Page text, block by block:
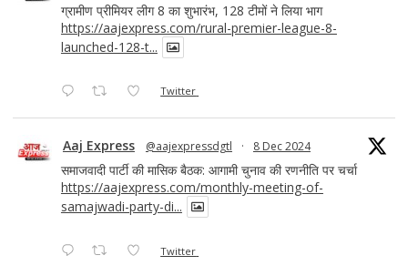
ग्रामीण प्रीमियर लीग 8 का शुभारंभ, 128 टीमों ने लिया भाग
https://aajexpress.com/rural-premier-league-8-
launched-128-t...
Twitter
Aaj Express @aajexpressdgtl · 8 Dec 2024
समाजवादी पार्टी की मासिक बैठक: आगामी चुनाव की रणनीति पर चर्चा
https://aajexpress.com/monthly-meeting-of-
samajwadi-party-di...
Twitter